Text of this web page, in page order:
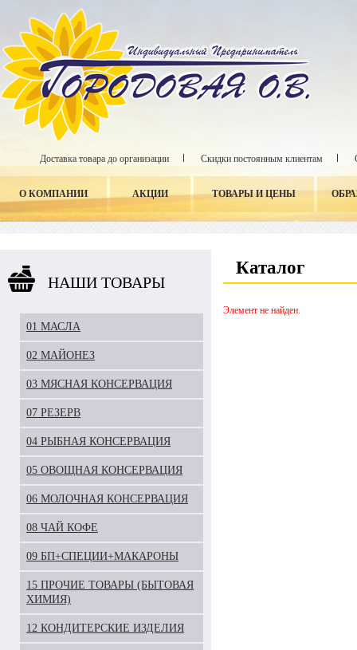
Доставка товара до организации Скидки постоянным клиентам
О КОМПАНИИ АКЦИИ ТОВАРЫ И ЦЕНЫ
НАШИ ТОВАРЫ
01 МАСЛА
02 МАЙОНЕЗ
03 МЯСНАЯ КОНСЕРВАЦИЯ
07 РЕЗЕРВ
04 РЫБНАЯ КОНСЕРВАЦИЯ
05 ОВОЩНАЯ КОНСЕРВАЦИЯ
06 МОЛОЧНАЯ КОНСЕРВАЦИЯ
08 ЧАЙ КОФЕ
09 БП+СПЕЦИИ+МАКАРОНЫ
15 ПРОЧИЕ ТОВАРЫ (БЫТОВАЯ
ХИМИЯ)
12 КОНДИТЕРСКИЕ ИЗДЕЛИЯ
Каталог
Элемент не найден.